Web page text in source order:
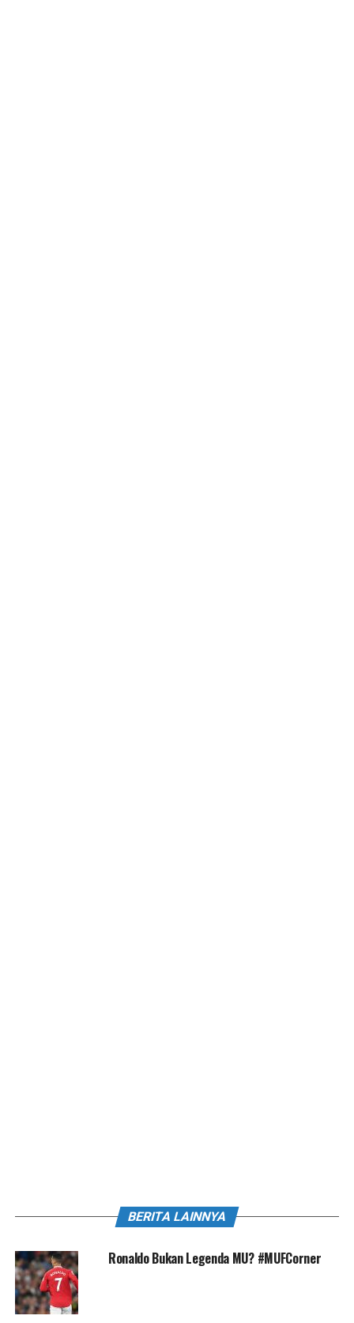
BERITA LAINNYA
Ronaldo Bukan Legenda MU? #MUFCorner